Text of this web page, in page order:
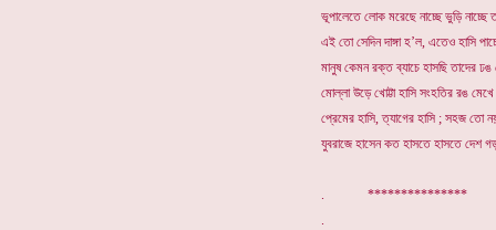
ভূপালেতে লোক মরেছে নাচ্ছে ভুড়ি নাচ্ছে
এই তো সেদিন দাঙ্গা হ’ল, এতেও হাসি
মানুষ কেমন রক্ত ব্যাচে হাসছি তাদের ঢঙ
মোল্লা উড়ে খোট্টা হাসি সংহতির রঙ
প্রেমের হাসি, ত্যাগের হাসি ; সহজ তো
যুবরাজে হাসেন কত হাসতে হাসতে দেশ
.